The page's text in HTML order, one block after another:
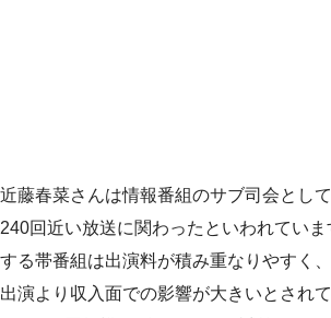
近藤春菜さんは情報番組のサブ司会とし
240回近い放送に関わったといわれてい
する帯番組は出演料が積み重なりやすく
出演より収入面での影響が大きいとされ